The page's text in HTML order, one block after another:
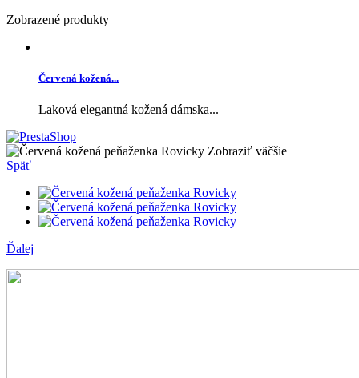
Zobrazené produkty
Červená kožená...
Laková elegantná kožená dámska...
Zobraziť väčšie
Späť
Ďalej